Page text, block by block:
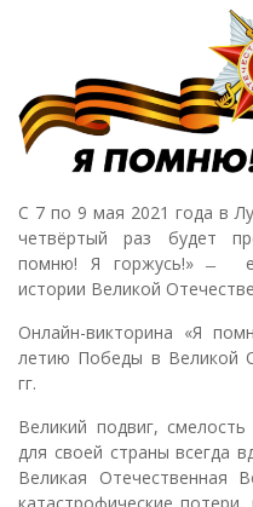
С 7 по 9 мая 2021 года в
четвёртый раз будет
помню! Я горжусь!»
истории Великой
Онлайн-викторина «Я
летию Победы в Великой
гг.
Великий подвиг,
для своей страны всегда
Великая Отечественная
катастрофические